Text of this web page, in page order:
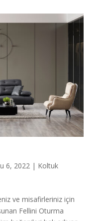
6, 2022| Koltuk
ve misafirleriniz için
Fellini Oturma